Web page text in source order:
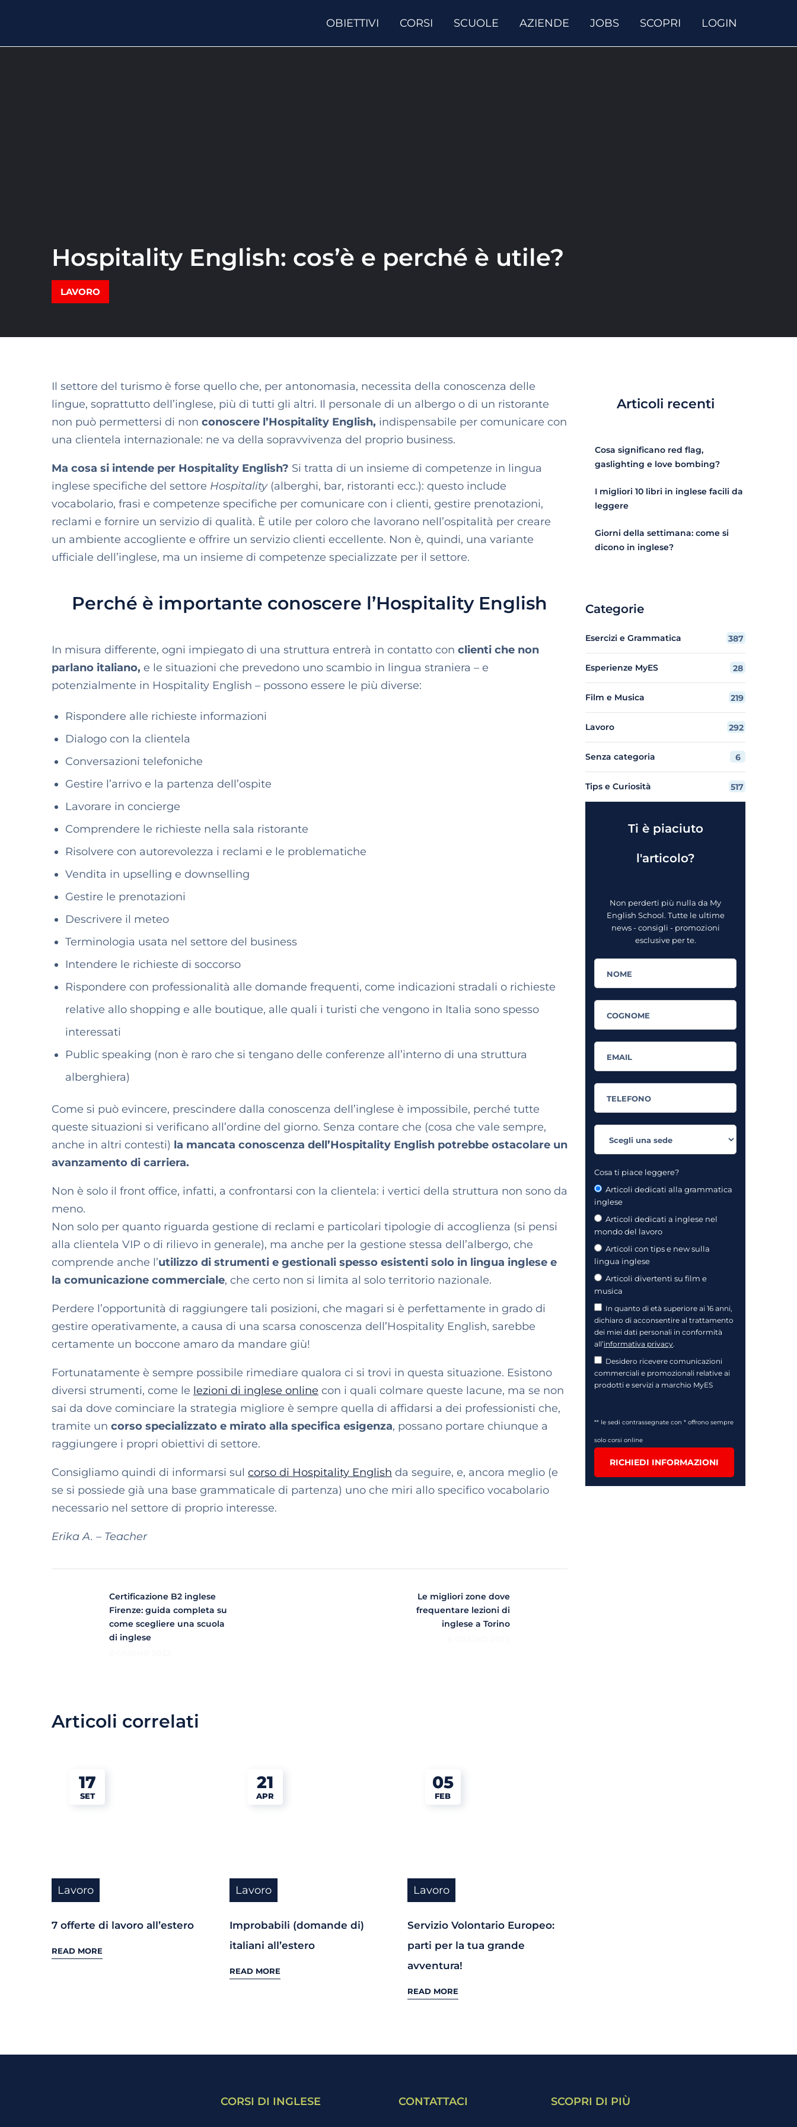
OBIETTIVI CORSI SCUOLE AZIENDE JOBS SCOPRI LOGIN
Hospitality English: cos’è e perché è utile?
LAVORO
Il settore del turismo è forse quello che, per antonomasia, necessita della conoscenza delle
lingue, soprattutto dell’inglese, più di tutti gli altri. Il personale di un albergo o di un ristorante
non può permettersi di non conoscere l’Hospitality English, indispensabile per comunicare con
una clientela internazionale: ne va della sopravvivenza del proprio business.
Ma cosa si intende per Hospitality English? Si tratta di un insieme di competenze in lingua
inglese specifiche del settore Hospitality (alberghi, bar, ristoranti ecc.): questo include
vocabolario, frasi e competenze specifiche per comunicare con i clienti, gestire prenotazioni,
reclami e fornire un servizio di qualità. È utile per coloro che lavorano nell’ospitalità per creare
un ambiente accogliente e offrire un servizio clienti eccellente. Non è, quindi, una variante
ufficiale dell’inglese, ma un insieme di competenze specializzate per il settore.
Perché è importante conoscere l’Hospitality English
In misura differente, ogni impiegato di una struttura entrerà in contatto con clienti che non
parlano italiano, e le situazioni che prevedono uno scambio in lingua straniera – e
potenzialmente in Hospitality English – possono essere le più diverse:
Rispondere alle richieste informazioni
Dialogo con la clientela
Conversazioni telefoniche
Gestire l’arrivo e la partenza dell’ospite
Lavorare in concierge
Comprendere le richieste nella sala ristorante
Risolvere con autorevolezza i reclami e le problematiche
Vendita in upselling e downselling
Gestire le prenotazioni
Descrivere il meteo
Terminologia usata nel settore del business
Intendere le richieste di soccorso
Rispondere con professionalità alle domande frequenti, come indicazioni stradali o richieste
relative allo shopping e alle boutique, alle quali i turisti che vengono in Italia sono spesso
interessati
Public speaking (non è raro che si tengano delle conferenze all’interno di una struttura
alberghiera)
Come si può evincere, prescindere dalla conoscenza dell’inglese è impossibile, perché tutte
queste situazioni si verificano all’ordine del giorno. Senza contare che (cosa che vale sempre,
anche in altri contesti) la mancata conoscenza dell’Hospitality English potrebbe ostacolare un
avanzamento di carriera.
Non è solo il front office, infatti, a confrontarsi con la clientela: i vertici della struttura non sono da
meno.
Non solo per quanto riguarda gestione di reclami e particolari tipologie di accoglienza (si pensi
alla clientela VIP o di rilievo in generale), ma anche per la gestione stessa dell’albergo, che
comprende anche l’utilizzo di strumenti e gestionali spesso esistenti solo in lingua inglese e
la comunicazione commerciale, che certo non si limita al solo territorio nazionale.
Perdere l’opportunità di raggiungere tali posizioni, che magari si è perfettamente in grado di
gestire operativamente, a causa di una scarsa conoscenza dell’Hospitality English, sarebbe
certamente un boccone amaro da mandare giù!
Fortunatamente è sempre possibile rimediare qualora ci si trovi in questa situazione. Esistono
diversi strumenti, come le lezioni di inglese online con i quali colmare queste lacune, ma se non
sai da dove cominciare la strategia migliore è sempre quella di affidarsi a dei professionisti che,
tramite un corso specializzato e mirato alla specifica esigenza, possano portare chiunque a
raggiungere i propri obiettivi di settore.
Consigliamo quindi di informarsi sul corso di Hospitality English da seguire, e, ancora meglio (e
se si possiede già una base grammaticale di partenza) uno che miri allo specifico vocabolario
necessario nel settore di proprio interesse.
Erika A. – Teacher
Certificazione B2 inglese
Firenze: guida completa su
come scegliere una scuola
di inglese
Le migliori zone dove
frequentare lezioni di
inglese a Torino
Articoli correlati
17
SET
Lavoro
7 offerte di lavoro all’estero
READ MORE
21
APR
Lavoro
Improbabili (domande di)
italiani all’estero
READ MORE
05
FEB
Lavoro
Servizio Volontario Europeo:
parti per la tua grande
avventura!
READ MORE
Articoli recenti
Cosa significano red flag,
gaslighting e love bombing?
I migliori 10 libri in inglese facili da
leggere
Giorni della settimana: come si
dicono in inglese?
Categorie
Esercizi e Grammatica 387
Esperienze MyES 28
Film e Musica 219
Lavoro 292
Senza categoria 6
Tips e Curiosità 517
Ti è piaciuto
l'articolo?
Non perderti più nulla da My
English School. Tutte le ultime
news - consigli - promozioni
esclusive per te.
Cosa ti piace leggere?
Articoli dedicati alla grammatica
inglese
Articoli dedicati a inglese nel
mondo del lavoro
Articoli con tips e new sulla
lingua inglese
Articoli divertenti su film e
musica
In quanto di età superiore ai 16 anni,
dichiaro di acconsentire al trattamento
dei miei dati personali in conformità
all’informativa privacy.
Desidero ricevere comunicazioni
commerciali e promozionali relative ai
prodotti e servizi a marchio MyES
** le sedi contrassegnate con * offrono sempre
solo corsi online
RICHIEDI INFORMAZIONI
CORSI DI INGLESE CONTATTACI SCOPRI DI PIÙ